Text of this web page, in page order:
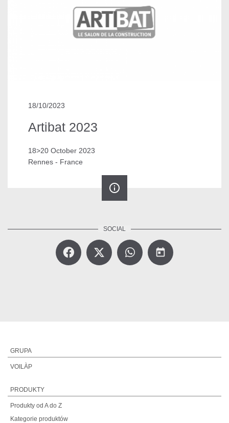
18/10/2023
Artibat 2023
18>20 October 2023
Rennes - France
info_outline
today
GRUPA
VOILÀP
PRODUKTY
Produkty od A do Z
Kategorie produktów